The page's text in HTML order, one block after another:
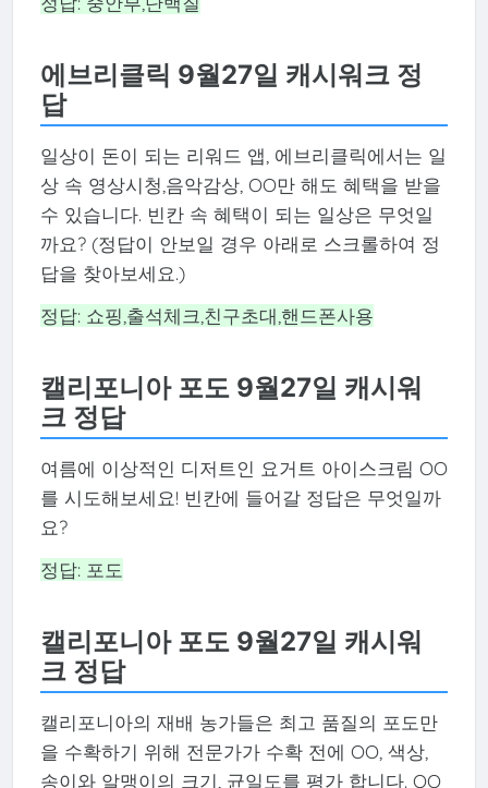
에브리클릭 9월27일 캐시워크 정
답
일상이 돈이 되는 리워드 앱, 에브리클릭에서는 일
상 속 영상시청,음악감상, OO만 해도 혜택을 받을
수 있습니다. 빈칸 속 혜택이 되는 일상은 무엇일
까요? (정답이 안보일 경우 아래로 스크롤하여 정
답을 찾아보세요.)
정답: 쇼핑,출석체크,친구초대,핸드폰사용
캘리포니아 포도 9월27일 캐시워
크 정답
여름에 이상적인 디저트인 요거트 아이스크림 OO
를 시도해보세요! 빈칸에 들어갈 정답은 무엇일까
요?
정답: 포도
캘리포니아 포도 9월27일 캐시워
크 정답
캘리포니아의 재배 농가들은 최고 품질의 포도만
을 수확하기 위해 전문가가 수확 전에 OO, 색상,
송이와 알맹이의 크기, 균일도를 평가 합니다. OO